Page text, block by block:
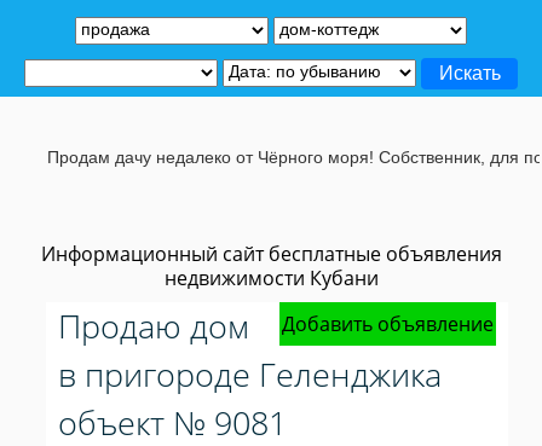
Информационный сайт бесплатные объявления
недвижимости Кубани
Добавить объявление
Продаю дом
в пригороде Геленджика
объект № 9081
дачу недалеко от Чёрного моря! Собственник, для